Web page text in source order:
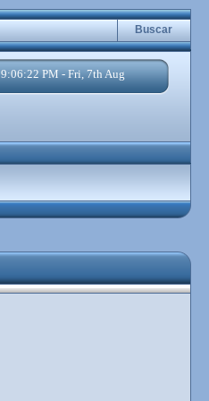
Buscar
9:06:22 PM - Fri, 7th Aug